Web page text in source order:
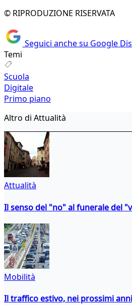
© RIPRODUZIONE RISERVATA
Seguici anche su Google
Temi
Scuola
Digitale
Primo piano
Altro di Attualità
Attualità
Il senso del "no" al funerale del
Mobilità
Il traffico estivo, nei prossimi